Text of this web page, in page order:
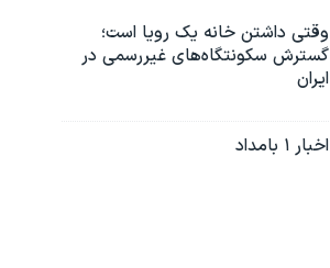
وقتی داشتن خانه یک رویا است؛
گسترش سکونتگاه‌های غیررسمی در
ایران
اخبار ۱ بامداد